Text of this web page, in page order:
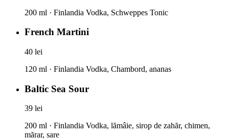
200 ml · Finlandia Vodka, Schweppes Tonic
French Martini
40 lei
120 ml · Finlandia Vodka, Chambord, ananas
Baltic Sea Sour
39 lei
200 ml · Finlandia Vodka, lămâie, sirop de zahăr, chimen,
mărar, sare